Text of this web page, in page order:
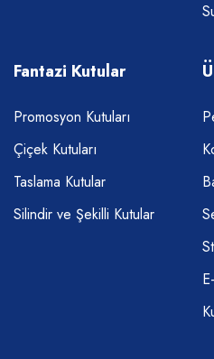
Fantazi Kutular
Promosyon Kutuları
Çiçek Kutuları
Taslama Kutular
Silindir ve Şekilli Kutular